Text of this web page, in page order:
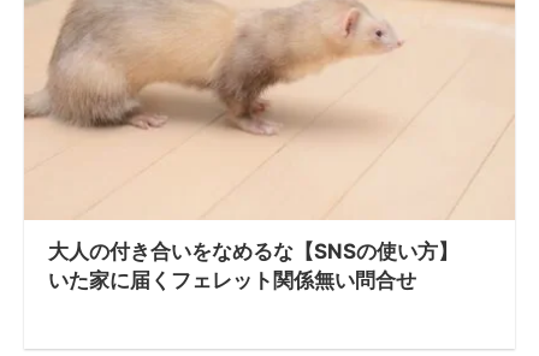
大人の付き合いをなめるな【SNSの使い方】
いた家に届くフェレット関係無い問合せ